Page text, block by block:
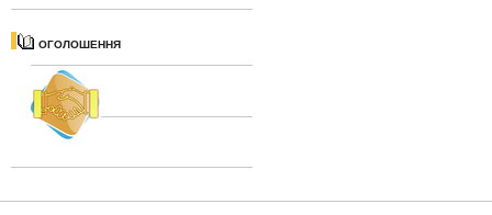
ОГОЛОШЕННЯ